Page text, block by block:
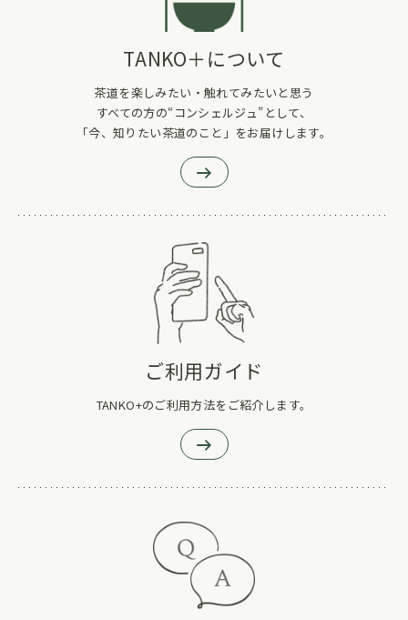
TANKO＋について
茶道を楽しみたい・触れてみたいと思う
すべての方の“コンシェルジュ”として、
「今、知りたい茶道のこと」をお届けします。
ご利用ガイド
TANKO+のご利用方法をご紹介します。